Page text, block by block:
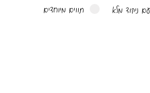
תווים מיוחדים עם ניקוד מלא